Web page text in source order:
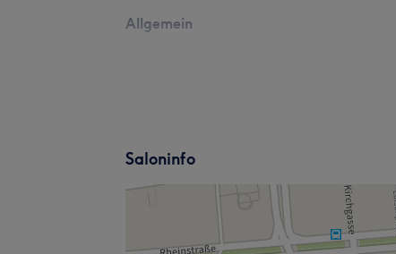
Allgemein
Saloninfo